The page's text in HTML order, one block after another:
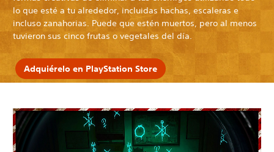
lo que esté a tu alrededor, incluidas hachas, escaleras e
incluso zanahorias. Puede que estén muertos, pero al menos
tuvieron sus cinco frutas o vegetales del día.
Adquiérelo en PlayStation Store